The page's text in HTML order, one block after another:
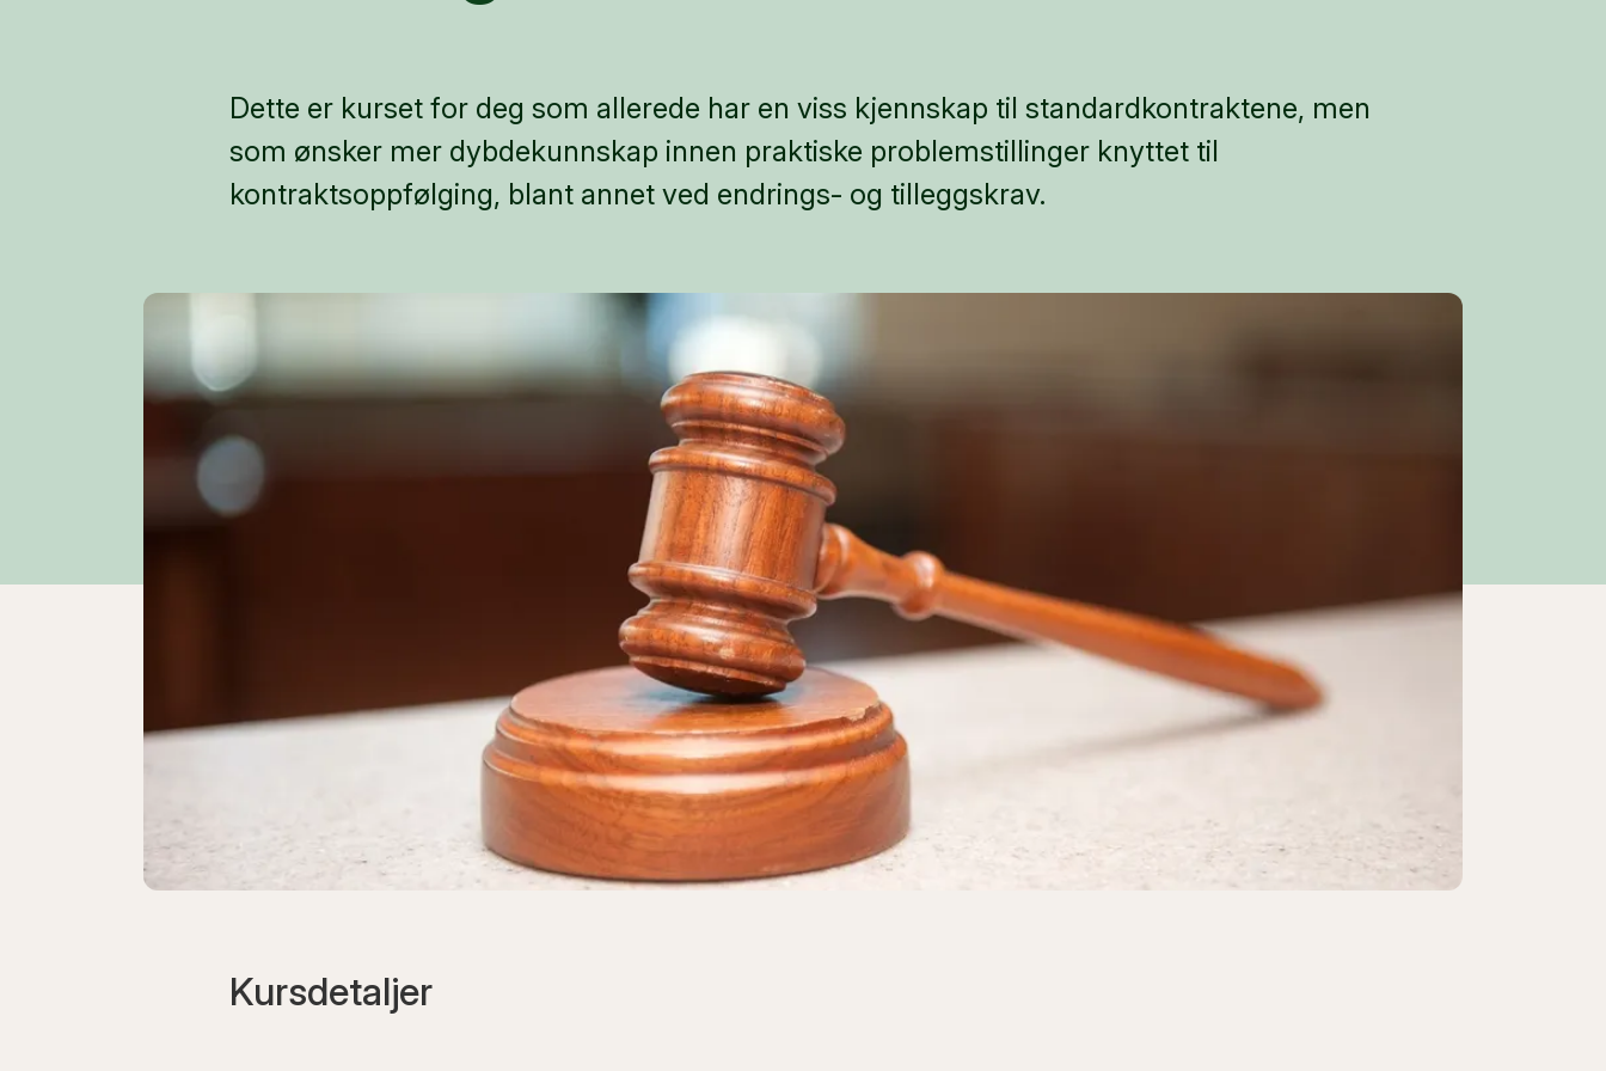
Dette er kurset for deg som allerede har en viss kjennskap til standardkontraktene, men
som ønsker mer dybdekunnskap innen praktiske problemstillinger knyttet til
kontraktsoppfølging, blant annet ved endrings- og tilleggskrav.
Kursdetaljer